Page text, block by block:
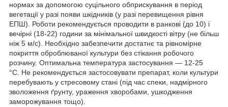
нормах за допомогою суцільного обприскування в період
вегетації у разі появи шкідників (у разі перевищення рівня
ЕПШ). Роботи рекомендується проводити в ранкові (до 10) і
вечірні (18-22) години за мінімальної швидкості вітру (не більш
ніж 5 м/с). Необхідно забезпечити достатнє та рівномірне
покриття оброблюваної культури без стікання робочого
розчину. Оптимальна температура застосування — 12-25
°C. Не рекомендується застосовувати препарат, коли культури
перебувають у стресовому стані (під час спеки, надмірного
зволоження ґрунту, ураження хворобами, ушкодження
заморожування тощо).